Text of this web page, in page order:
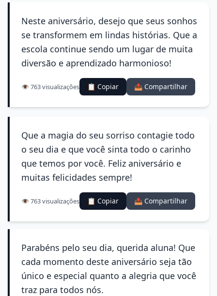
Neste aniversário, desejo que seus sonhos
se transformem em lindas histórias. Que a
escola continue sendo um lugar de muita
diversão e aprendizado harmonioso!
👁️ 763 visualizações 📋 Copiar 📤 Compartilhar
Que a magia do seu sorriso contagie todo
o seu dia e que você sinta todo o carinho
que temos por você. Feliz aniversário e
muitas felicidades sempre!
👁️ 763 visualizações 📋 Copiar 📤 Compartilhar
Parabéns pelo seu dia, querida aluna! Que
cada momento deste aniversário seja tão
único e especial quanto a alegria que você
traz para todos nós.